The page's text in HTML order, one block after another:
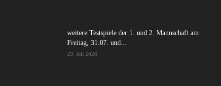
weitere Testspiele der 1. und 2. Mannschaft am
Freitag, 31.07. und...
29. Juli 2026